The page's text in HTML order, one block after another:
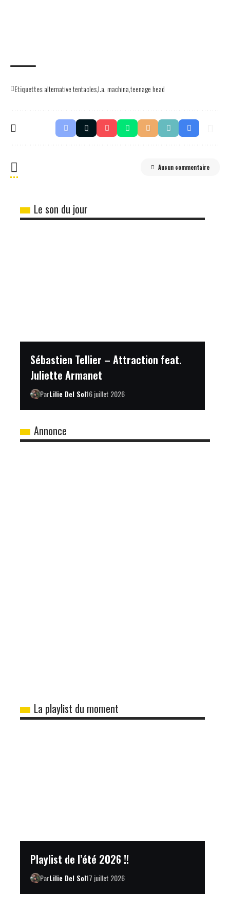
Etiquettesalternative tentaclesl.a. machinateenage head
Aucun commentaire
Le son du jour
Sébastien Tellier – Attraction feat.
Juliette Armanet
ParLilie Del Sol16 juillet 2026
Annonce
La playlist du moment
Playlist de l’été 2026 !!
ParLilie Del Sol17 juillet 2026